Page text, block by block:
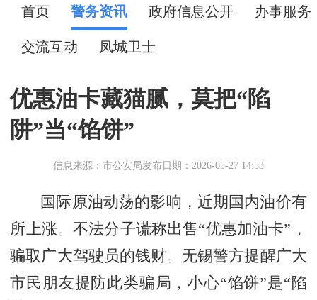
首页 警务资讯 政府信息公开 办事服务
交流互动 凤城卫士
优惠油卡藏猫腻，莫把“陷
阱”当“馅饼”
信息来源：市公安局发布日期：2026-05-27 14:53
国际原油动荡的影响，近期国内油价有
所上涨。不法分子谎称出售“优惠加油卡”，
骗取广大驾驶员的钱财。无锡警方提醒广大
市民朋友提防此类骗局，小心“馅饼”是“陷